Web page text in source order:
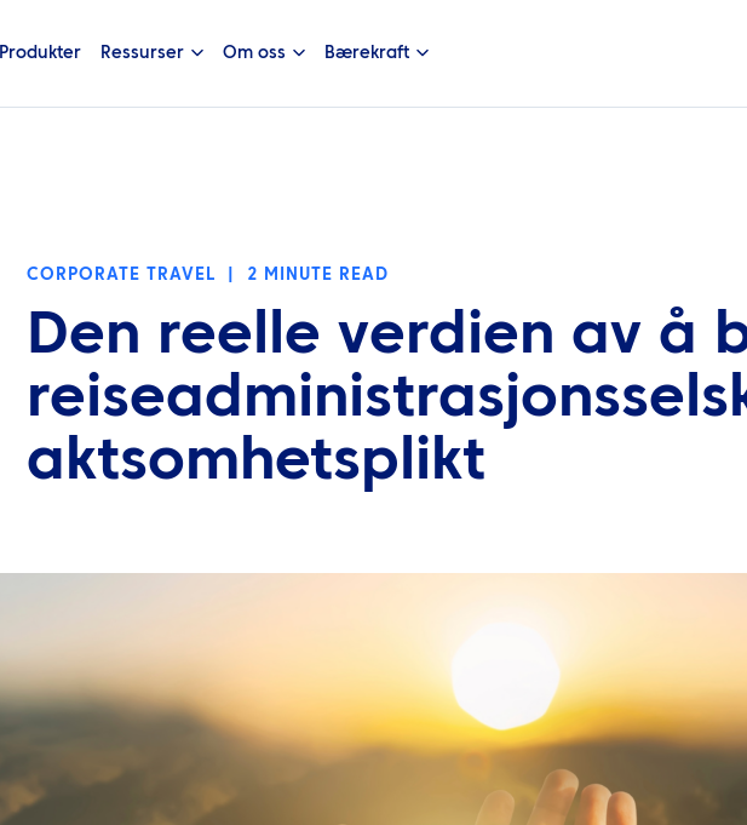
Produkter Ressurser Om oss Bærekraft
CORPORATE TRAVEL 2 MINUTE READ
Den reelle verdien av å
aktsomhetsplikt